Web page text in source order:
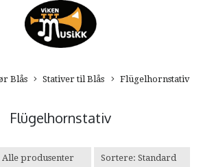
Blås Stativer til Blås Flügelhornstativ
Flügelhornstativ